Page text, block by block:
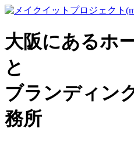
大阪にあるホ
と
ブランディン
務所